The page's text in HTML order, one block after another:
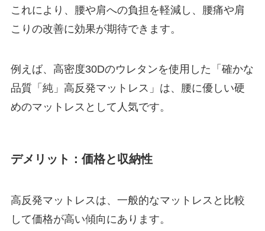
これにより、腰や肩への負担を軽減し、腰痛や肩
こりの改善に効果が期待できます。
例えば、高密度30Dのウレタンを使用した「確かな
品質「純」高反発マットレス」は、腰に優しい硬
めのマットレスとして人気です。
デメリット：価格と収納性
高反発マットレスは、一般的なマットレスと比較
して価格が高い傾向にあります。